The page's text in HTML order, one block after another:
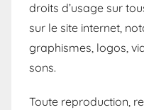
droits d’usage sur
sur le site internet,
graphismes, logos,
sons.
Toute reproduction,